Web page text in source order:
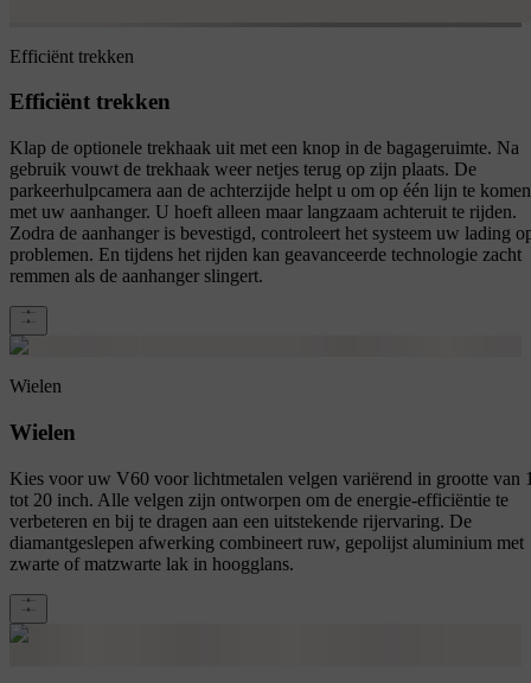
Efficiënt trekken
Efficiënt trekken
Klap de optionele trekhaak uit met een knop in de bagageruimte. Na
gebruik vouwt de trekhaak weer netjes terug op zijn plaats. De
parkeerhulpcamera aan de achterzijde helpt u om op één lijn te komen
met uw aanhanger. U hoeft alleen maar langzaam achteruit te rijden.
Zodra de aanhanger is bevestigd, controleert het systeem uw lading
problemen. En tijdens het rijden kan geavanceerde technologie zacht
remmen als de aanhanger slingert.
Wielen
Wielen
Kies voor uw V60 voor lichtmetalen velgen variërend in grootte van
tot 20 inch. Alle velgen zijn ontworpen om de energie-efficiëntie te
verbeteren en bij te dragen aan een uitstekende rijervaring. De
diamantgeslepen afwerking combineert ruw, gepolijst aluminium met
zwarte of matzwarte lak in hoogglans.